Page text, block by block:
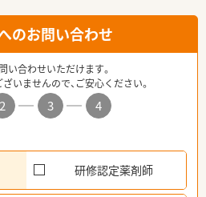
のお問い合わせ
い合わせいただけます。
いませんので、ご安心ください。
2 3
4
研修認定薬剤師